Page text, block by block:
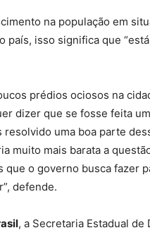
na população em
país, isso significa que
prédios ociosos na
dizer que se fosse feita
uma boa parte
muito mais barata a
que o governo busca fazer
defende.
, a Secretaria Estadual